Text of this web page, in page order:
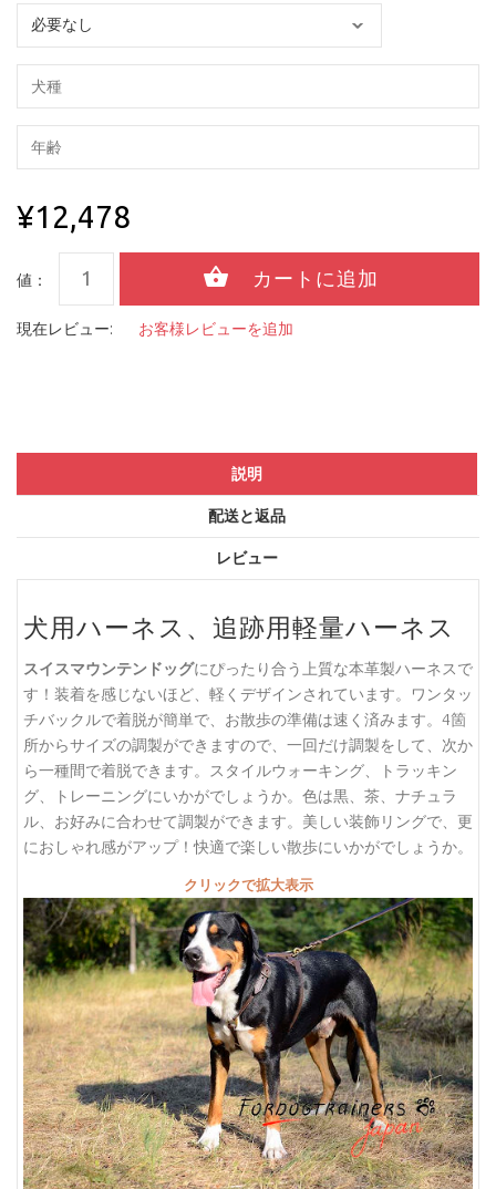
¥12,478
値：
現在レビュー: お客様レビューを追加
説明
配送と返品
レビュー
犬用ハーネス、追跡用軽量ハーネス
スイスマウンテンドッグにぴったり合う上質な本革製ハーネスで
す！装着を感じないほど、軽くデザインされています。ワンタッ
チバックルで着脱が簡単で、お散歩の準備は速く済みます。4箇
所からサイズの調製ができますので、一回だけ調製をして、次か
ら一種間で着脱できます。スタイルウォーキング、トラッキン
グ、トレーニングにいかがでしょうか。色は黒、茶、ナチュラ
ル、お好みに合わせて調製ができます。美しい装飾リングで、更
におしゃれ感がアップ！快適で楽しい散歩にいかがでしょうか。
クリックで拡大表示